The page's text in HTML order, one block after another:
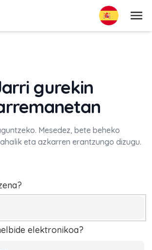
Menua
gurekin
Mesedez, bete beheko
eta azkarren erantzungo dizugu.
elektronikoa?